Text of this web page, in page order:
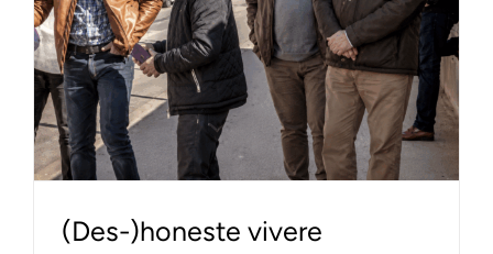
(Des-)honeste vivere